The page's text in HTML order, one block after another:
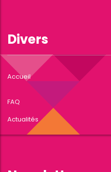
Divers
Accueil
FAQ
Actualités